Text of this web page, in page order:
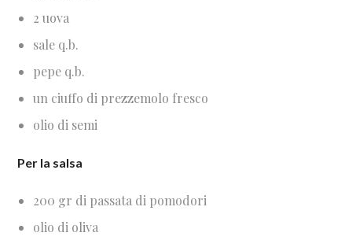
2 uova
sale q.b.
pepe q.b.
un ciuffo di prezzemolo fresco
olio di semi
Per la salsa
200 gr di passata di pomodori
olio di oliva